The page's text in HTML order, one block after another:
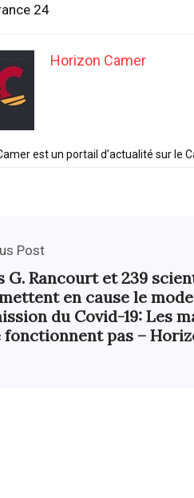
24
Horizon Camer
est un portail d’actualité sur le
Post
G. Rancourt et 239
en cause le
du Covid-19: Les
fonctionnent pas –